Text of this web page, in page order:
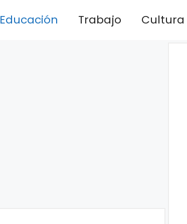
Educación Trabajo Cultura